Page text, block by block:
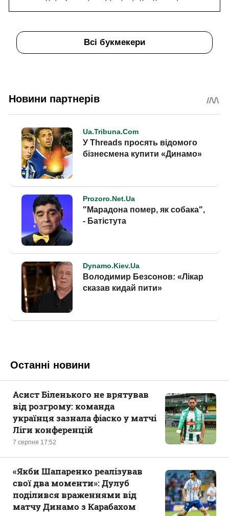
Всі букмекери
Останні новини
7 серпня 17:52
Асист Біленького не врятував
від розгрому: команда
українця зазнала фіаско у матчі
Ліги конференцій
«Якби Шапаренко реалізував
свої два моменти»: Дулуб
поділився враженнями від
матчу Динамо з Карабахом